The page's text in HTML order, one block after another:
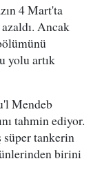
4 Mart'ta
Ancak
yolu artık
Mendeb
tahmin ediyor.
tankerin
birini